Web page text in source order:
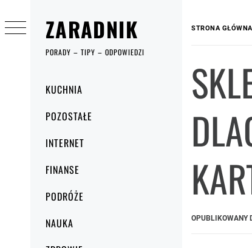
ZARADNIK
PORADY – TIPY – ODPOWIEDZI
główneKUCHNIA
POZOSTAŁE
INTERNET
FINANSE
PODRÓŻE
NAUKA
do
treści
STRONA GŁÓWNA
OPUBLIKOWANY